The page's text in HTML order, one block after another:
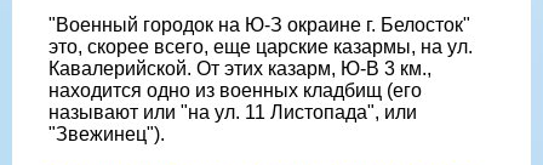
"Военный городок на Ю-З окраине г. Белосток"
это, скорее всего, еще царские казармы, на ул.
Кавалерийской. От этих казарм, Ю-В 3 км.,
находится одно из военных кладбищ (его
называют или "на ул. 11 Листопада", или
"Звежинец").